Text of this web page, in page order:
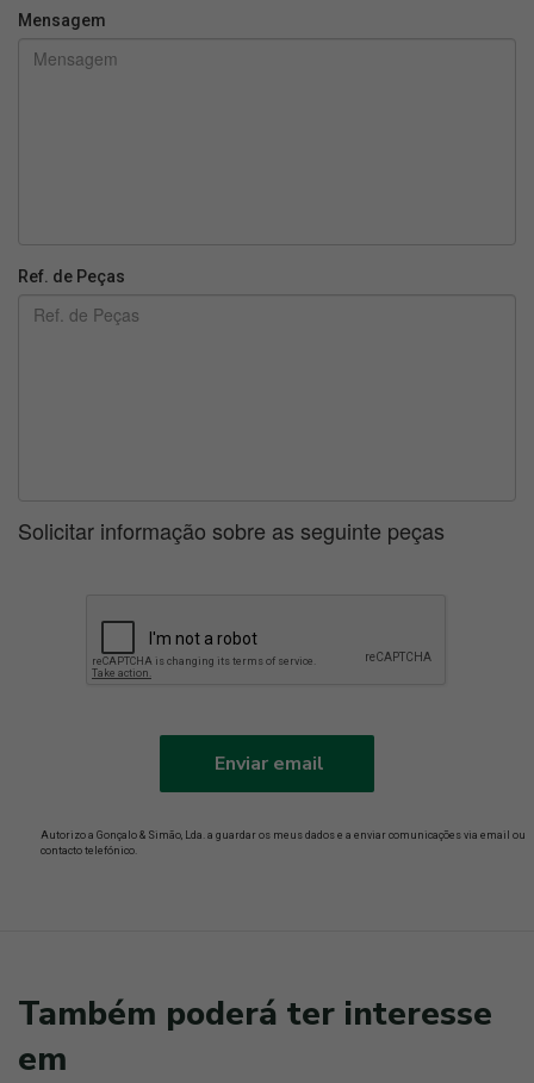
Mensagem
Ref. de Peças
Solicitar informação sobre as seguinte peças
Enviar email
Autorizo a Gonçalo & Simão, Lda. a guardar os meus dados e a enviar comunicações via email ou
contacto telefónico.
Também poderá ter interesse
em